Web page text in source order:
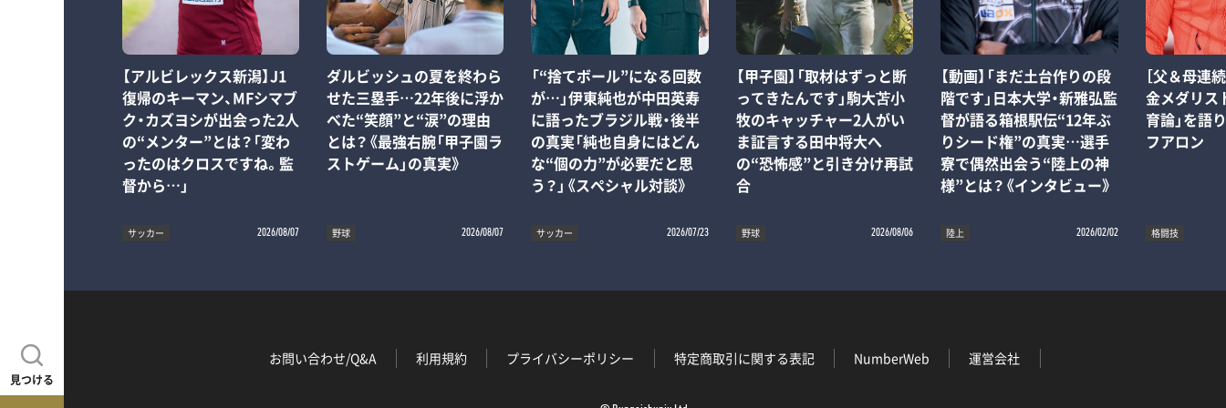
見つける
【アルビレックス新潟】J1
復帰のキーマン、MFシマブ
ク・カズヨシが出会った2人
の“メンター”とは？「変わ
ったのはクロスですね。監
督から…」
サッカー 2026/08/07
ダルビッシュの夏を終わら
せた三塁手…22年後に浮か
べた“笑顔”と“涙”の理由
とは？《最強右腕「甲子園ラ
ストゲーム」の真実》
野球 2026/08/07
「“捨てボール”になる回数
が…」伊東純也が中田英寿
に語ったブラジル戦・後半
の真実「純也自身にはどん
な“個の力”が必要だと思
う？」《スペシャル対談》
サッカー 2026/07/23
【甲子園】「取材はずっと断
ってきたんです」駒大苫小
牧のキャッチャー2人がい
ま証言する田中将大へ
の“恐怖感”と引き分け再試
合
野球 2026/08/06
【動画】「まだ土台作りの段
階です」日本大学・新雅弘監
督が語る箱根駅伝“12年ぶ
りシード権”の真実…選手
寮で偶然出会う“陸上の神
様”とは？《インタビュー》
陸上 2026/02/02
［父＆母連
金メダリス
育論」を
フアロン
格闘技
お問い合わせ/Q&A 利用規約 プライバシーポリシー 特定商取引に関する表記 NumberWeb 運営会社